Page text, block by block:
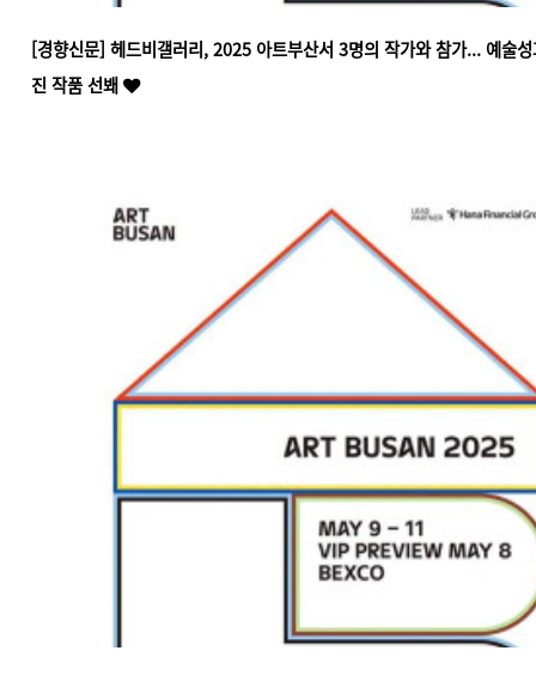
[경향신문] ​헤드비갤러리, 2025 아트부산서 3명의 작가와 참가... 예술
진 작품 선봬